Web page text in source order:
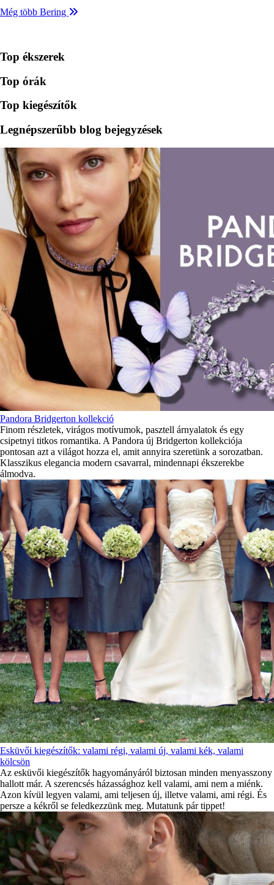
Még több Bering
Top ékszerek
Top órák
Top kiegészítők
Legnépszerűbb blog bejegyzések
Pandora Bridgerton kollekció
Finom részletek, virágos motívumok, pasztell árnyalatok és egy
csipetnyi titkos romantika. A Pandora új Bridgerton kollekciója
pontosan azt a világot hozza el, amit annyira szeretünk a sorozatban.
Klasszikus elegancia modern csavarral, mindennapi ékszerekbe
álmodva.
Esküvői kiegészítők: valami régi, valami új, valami kék, valami
kölcsön
Az esküvői kiegészítők hagyományáról biztosan minden menyasszony
hallott már. A szerencsés házassághoz kell valami, ami nem a miénk.
Azon kívül legyen valami, ami teljesen új, illetve valami, ami régi. És
persze a kékről se feledkezzünk meg. Mutatunk pár tippet!